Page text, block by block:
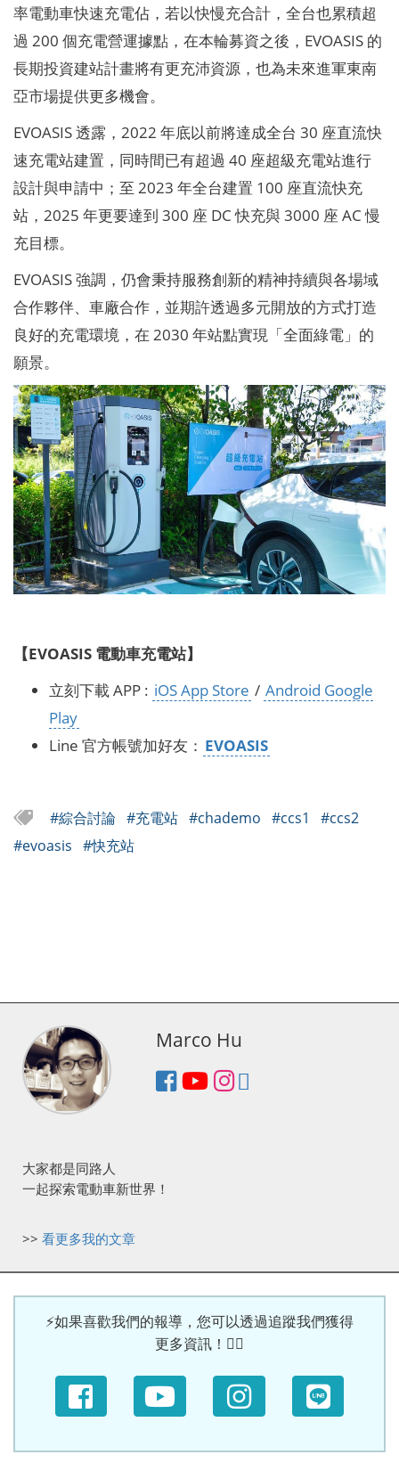
率電動車快速充電佔，若以快慢充合計，全台也累積超
過 200 個充電營運據點，在本輪募資之後，EVOASIS 的
長期投資建站計畫將有更充沛資源，也為未來進軍東南
亞市場提供更多機會。
EVOASIS 透露，2022 年底以前將達成全台 30 座直流快
速充電站建置，同時間已有超過 40 座超級充電站進行
設計與申請中；至 2023 年全台建置 100 座直流快充
站，2025 年更要達到 300 座 DC 快充與 3000 座 AC 慢
充目標。
EVOASIS 強調，仍會秉持服務創新的精神持續與各場域
合作夥伴、車廠合作，並期許透過多元開放的方式打造
良好的充電環境，在 2030 年站點實現「全面綠電」的
願景。
【EVOASIS 電動車充電站】
立刻下載 APP : iOS App Store / Android Google
Play
Line 官方帳號加好友： EVOASIS
#綜合討論 #充電站 #chademo #ccs1
#ccs2
#evoasis #快充站
Marco Hu
大家都是同路人
一起探索電動車新世界！
>> 看更多我的文章
⚡如果喜歡我們的報導，您可以透過追蹤我們獲得
更多資訊！🙆‍♀